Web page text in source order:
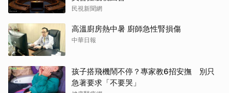
民視新聞網
高溫廚房熱中暑 廚師急性腎損傷
中華日報
孩子搭飛機鬧不停？專家教6招安撫 別只
急著要求「不要哭」